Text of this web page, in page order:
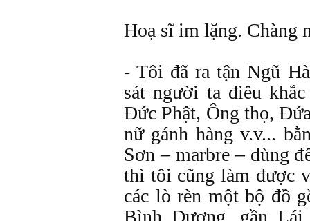
Hoạ sĩ im lặng. Chàng
- Tôi đã ra tận Ngũ
sát người ta điêu
Đức Phật, Ông thọ,
nữ gánh hàng v.v...
Sơn – marbre – dùng
thì tôi cũng làm được
các lò rèn một bộ đồ
Bình Dương, gần